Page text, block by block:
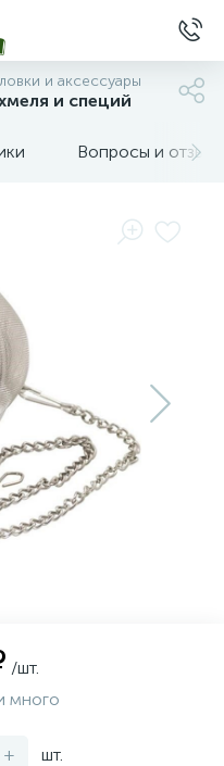
и аксессуары
и специй
Вопросы и отзывы
/шт.
много
+ шт.